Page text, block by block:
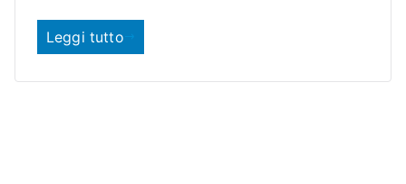
Leggi tutto